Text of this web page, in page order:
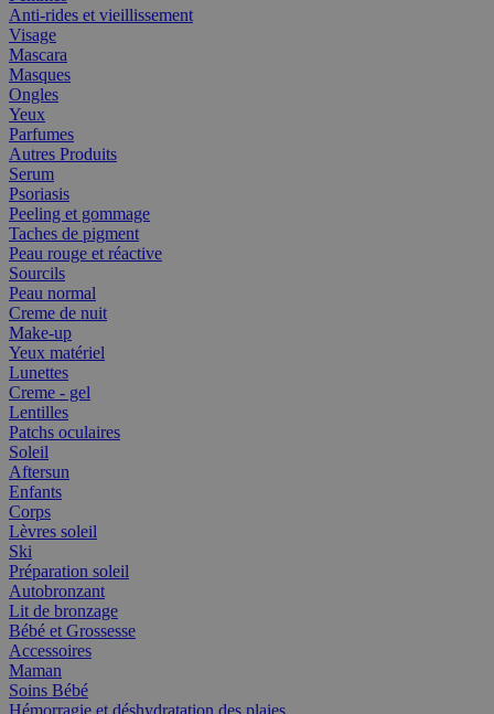
Anti-rides et vieillissement
Visage
Mascara
Masques
Ongles
Yeux
Parfumes
Autres Produits
Serum
Psoriasis
Peeling et gommage
Taches de pigment
Peau rouge et réactive
Sourcils
Peau normal
Creme de nuit
Make-up
Yeux matériel
Lunettes
Creme - gel
Lentilles
Patchs oculaires
Soleil
Aftersun
Enfants
Corps
Lèvres soleil
Ski
Préparation soleil
Autobronzant
Lit de bronzage
Bébé et Grossesse
Accessoires
Maman
Soins Bébé